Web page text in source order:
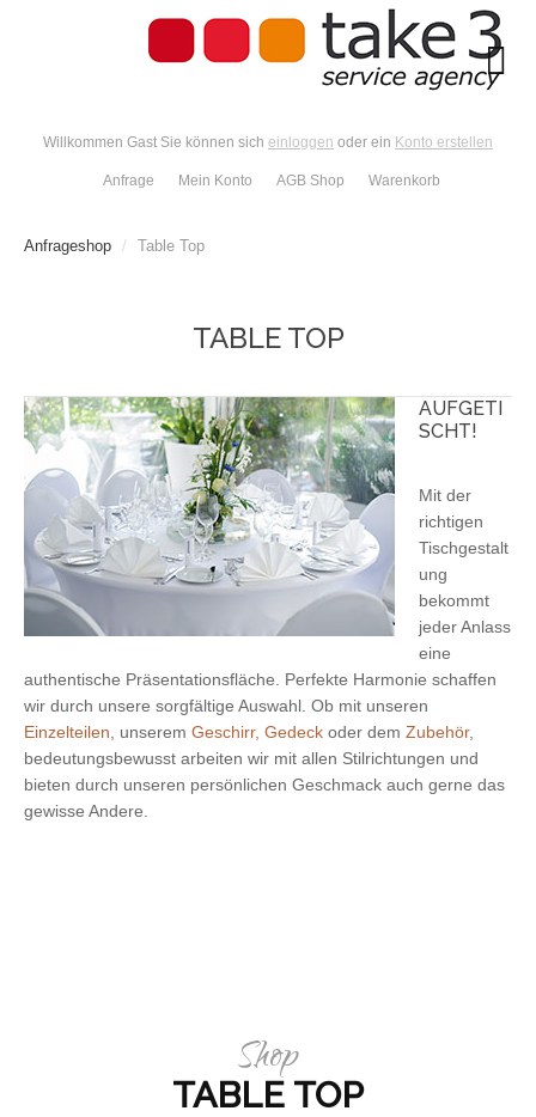
Willkommen Gast Sie können sich einloggen oder ein Konto erstellen
Anfrage Mein Konto AGB Shop Warenkorb
Anfrageshop / Table Top
TABLE TOP
AUFGETI
SCHT!
Mit der
richtigen
Tischgestalt
ung
bekommt
jeder Anlass
eine
authentische Präsentationsfläche. Perfekte Harmonie schaffen
wir durch unsere sorgfältige Auswahl. Ob mit unseren
Einzelteilen , unserem Geschirr, Gedeck oder dem Zubehör,
bedeutungsbewusst arbeiten wir mit allen Stilrichtungen und
bieten durch unseren persönlichen Geschmack auch gerne das
gewisse Andere.
Shop
TABLE TOP